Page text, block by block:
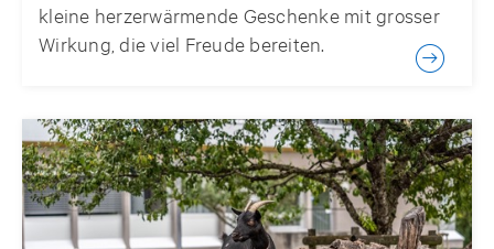
kleine herzerwärmende Geschenke mit grosser
Wirkung, die viel Freude bereiten.